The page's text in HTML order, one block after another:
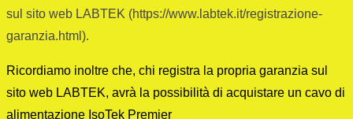
su sito web LABTEK (https://www.labtek.it/registrazione-
garanzia.html).
Ricordiamo inoltre che, chi registra la propria garanzia sul
sito web LABTEK, avrà la possibilità di acquistare un cavo di
alimentazione IsoTek Premier